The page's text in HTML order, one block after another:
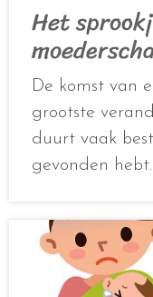
Het
De komst van
grootste
duurt vaak
gevonden hebt.